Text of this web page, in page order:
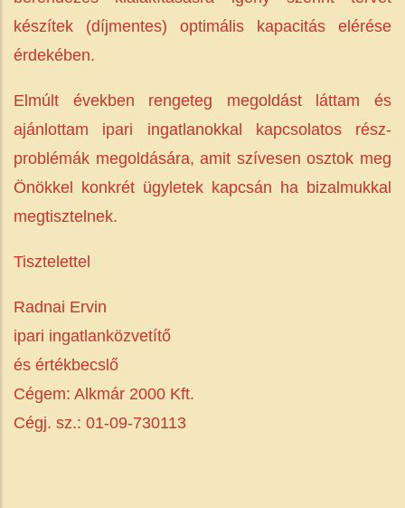
készítek (díjmentes) optimális kapacitás elérése
érdekében.
Elmúlt években rengeteg megoldást láttam és
ajánlottam ipari ingatlanokkal kapcsolatos rész-
problémák megoldására, amit szívesen osztok meg
Önökkel konkrét ügyletek kapcsán ha bizalmukkal
megtisztelnek.
Tisztelettel
Radnai Ervin
ipari ingatlanközvetítő
és értékbecslő
Cégem: Alkmár 2000 Kft.
Cégj. sz.: 01-09-730113